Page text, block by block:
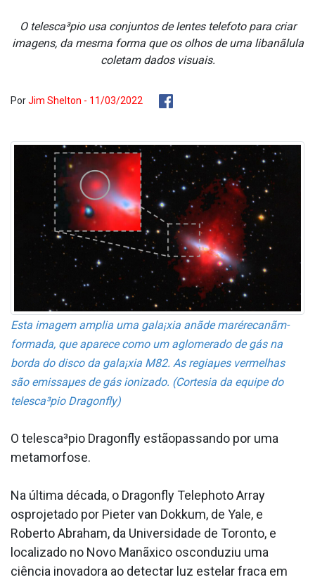
O telesca³pio usa conjuntos de lentes telefoto para criar
imagens, da mesma forma que os olhos de uma libanãlula
coletam dados visuais.
PorJim Shelton - 11/03/2022
Esta imagem amplia uma gala¡xia anãde marérecanãm-
formada, que aparece como um aglomerado de gás na
borda do disco da gala¡xia M82. As regiaµes vermelhas
são emissaµes de gás ionizado. (Cortesia da equipe do
telesca³pio Dragonfly)
O telesca³pio Dragonfly estãopassando por uma
metamorfose.
Na última década, o Dragonfly Telephoto Array
osprojetado por Pieter van Dokkum, de Yale, e
Roberto Abraham, da Universidade de Toronto, e
localizado no Novo Manãxico osconduziu uma
ciência inovadora ao detectar luz estelar fraca em